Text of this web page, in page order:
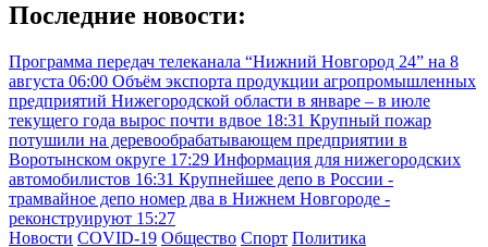
Последние новости:
Программа передач телеканала “Нижний Новгород 24” на 8
августа 06:00 Объём экспорта продукции агропромышленных
предприятий Нижегородской области в январе – в июле
текущего года вырос почти вдвое 18:31 Крупный пожар
потушили на деревообрабатывающем предприятии в
Воротынском округе 17:29 Информация для нижегородских
автомобилистов 16:31 Крупнейшее депо в России -
трамвайное депо номер два в Нижнем Новгороде -
реконструируют 15:27
Новости COVID-19 Общество Спорт Политика